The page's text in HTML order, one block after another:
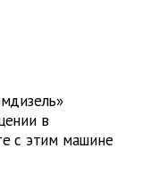
в
с этим машине